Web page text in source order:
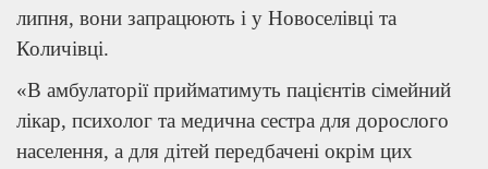
липня, вони запрацюють і у Новоселівці та
Количівці.
«В амбулаторії прийматимуть пацієнтів сімейний
лікар, психолог та медична сестра для дорослого
населення, а для дітей передбачені окрім цих